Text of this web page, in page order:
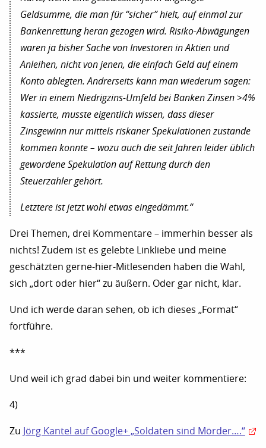
Geldsumme, die man für “sicher” hielt, auf einmal zur
Bankenrettung heran gezogen wird. Risiko-Abwägungen
waren ja bisher Sache von Investoren in Aktien und
Anleihen, nicht von jenen, die einfach Geld auf einem
Konto ablegten. Andrerseits kann man wiederum sagen:
Wer in einem Niedrigzins-Umfeld bei Banken Zinsen >4%
kassierte, musste eigentlich wissen, dass dieser
Zinsgewinn nur mittels riskaner Spekulationen zustande
kommen konnte – wozu auch die seit Jahren leider üblich
gewordene Spekulation auf Rettung durch den
Steuerzahler gehört.
Letztere ist jetzt wohl etwas eingedämmt.“
Drei Themen, drei Kommentare – immerhin besser als
nichts! Zudem ist es gelebte Linkliebe und meine
geschätzten gerne-hier-Mitlesenden haben die Wahl,
sich „dort oder hier“ zu äußern. Oder gar nicht, klar.
Und ich werde daran sehen, ob ich dieses „Format“
fortführe.
***
Und weil ich grad dabei bin und weiter kommentiere:
4)
Zu Jörg Kantel auf Google+ „Soldaten sind Mörder….“